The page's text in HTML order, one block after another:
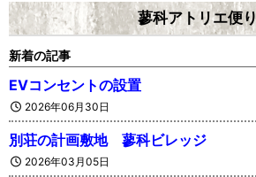
蓼科アトリエ便り
新着の記事
EVコンセントの設置
2026年06月30日
別荘の計画敷地 蓼科ビレッジ
2026年03月05日